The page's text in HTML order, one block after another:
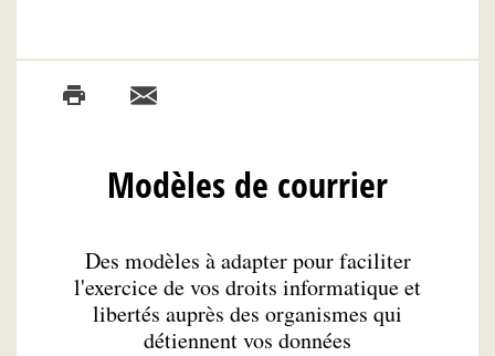
Modèles de courrier
Des modèles à adapter pour faciliter
l'exercice de vos droits informatique et
libertés auprès des organismes qui
détiennent vos données